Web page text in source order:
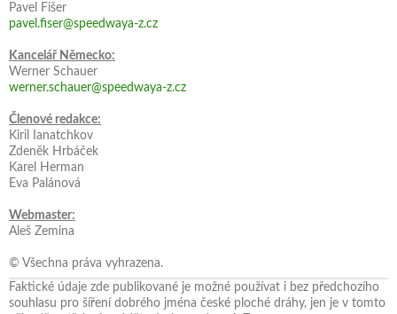
Pavel Fišer
pavel.fiser@speedwaya-z.cz
Kancelář Německo:
Werner Schauer
werner.schauer@speedwaya-z.cz
Členové redakce:
Kiril Ianatchkov
Zdeněk Hrbáček
Karel Herman
Eva Palánová
Webmaster:
Aleš Zemina
© Všechna práva vyhrazena.
Faktické údaje zde publikované je možné používat i bez předchozího
souhlasu pro šíření dobrého jména české ploché dráhy, jen je v tomto